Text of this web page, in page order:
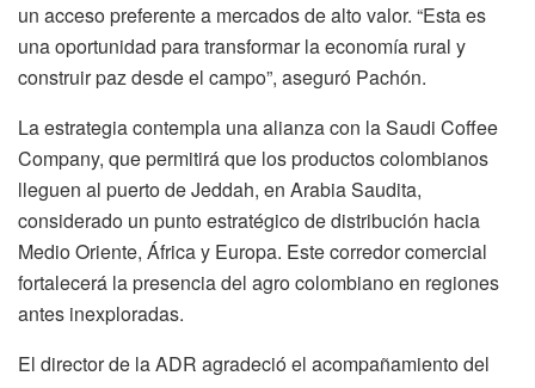
un acceso preferente a mercados de alto valor. “Esta es
una oportunidad para transformar la economía rural y
construir paz desde el campo”, aseguró Pachón.
La estrategia contempla una alianza con la Saudi Coffee
Company, que permitirá que los productos colombianos
lleguen al puerto de Jeddah, en Arabia Saudita,
considerado un punto estratégico de distribución hacia
Medio Oriente, África y Europa. Este corredor comercial
fortalecerá la presencia del agro colombiano en regiones
antes inexploradas.
El director de la ADR agradeció el acompañamiento del